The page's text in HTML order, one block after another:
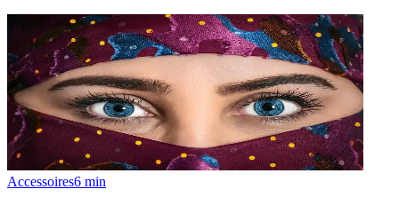
Accessoires6 min